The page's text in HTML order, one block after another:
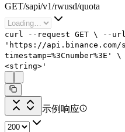
GET/sapi/v1/rwusd/quota
curl --request GET \
--url
'https://api.binance.com/
timestamp=%3Cnumber%3E'
\
<string>'
示例响应